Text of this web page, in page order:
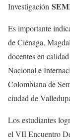
Investigación
Es importante
de Ciénaga,
docentes en
Nacional e
Colombiana de
ciudad de
Los estudiantes
el VII Encuentro